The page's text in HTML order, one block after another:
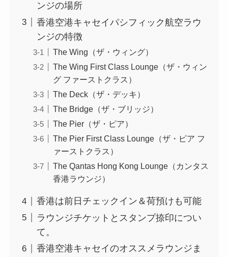
ンジの場所
香港空港キャセイパシフィック航空ラウ
ンジの特徴
The Wing（ザ・ウィング）
The Wing First Class Lounge（ザ・ウィン
グ ファーストクラス）
The Deck（ザ・デッキ）
The Bridge（ザ・ブリッジ）
The Pier（ザ・ピア）
The Pier First Class Lounge（ザ・ピア フ
ァーストクラス）
The Qantas Hong Kong Lounge（カンタス
香港ラウンジ）
香港は前日チェックイン＆荷預けも可能
ラウンジチケットとスタンプ捺印につい
て。
香港空港キャセイのオススメラウンジま